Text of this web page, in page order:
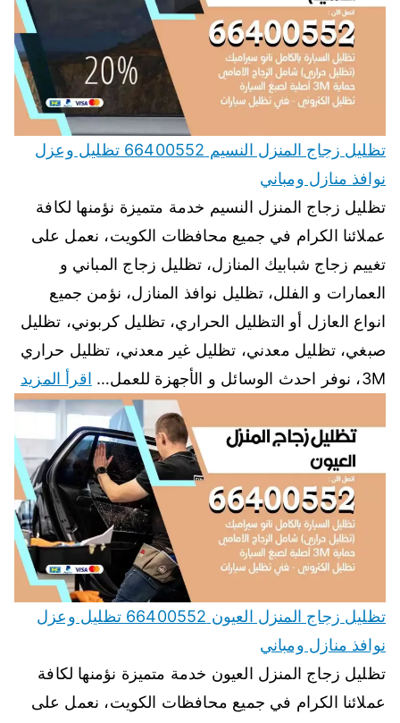
تظليل زجاج المنزل النسيم 66400552 تظليل وعزل
نوافذ منازل ومباني
تظليل زجاج المنزل النسيم خدمة متميزة نؤمنها لكافة
عملائنا الكرام في جميع محافظات الكويت، نعمل على
تغييم زجاج شبابيك المنازل، تظليل زجاج المباني و
العمارات و الفلل، تظليل نوافذ المنازل، نؤمن جميع
انواع العازل أو التظليل الحراري، تظليل كربوني، تظليل
صبغي، تظليل معدني، تظليل غير معدني، تظليل حراري
3M، نوفر احدث الوسائل و الأجهزة للعمل…
اقرأ المزيد
تظليل زجاج المنزل العيون 66400552 تظليل وعزل
نوافذ منازل ومباني
تظليل زجاج المنزل العيون خدمة متميزة نؤمنها لكافة
عملائنا الكرام في جميع محافظات الكويت، نعمل على